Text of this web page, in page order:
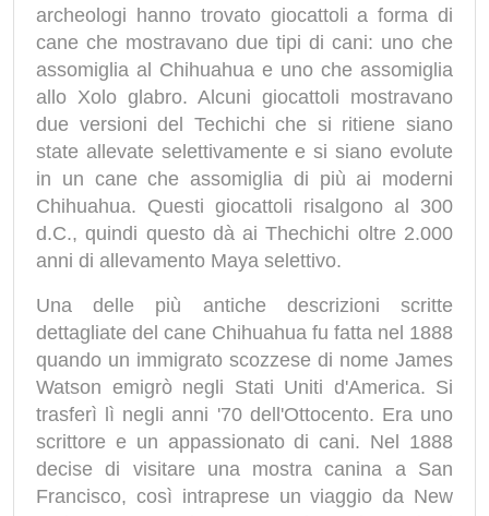
archeologi hanno trovato giocattoli a forma di
cane che mostravano due tipi di cani: uno che
assomiglia al Chihuahua e uno che assomiglia
allo Xolo glabro. Alcuni giocattoli mostravano
due versioni del Techichi che si ritiene siano
state allevate selettivamente e si siano evolute
in un cane che assomiglia di più ai moderni
Chihuahua. Questi giocattoli risalgono al 300
d.C., quindi questo dà ai Thechichi oltre 2.000
anni di allevamento Maya selettivo.
Una delle più antiche descrizioni scritte
dettagliate del cane Chihuahua fu fatta nel 1888
quando un immigrato scozzese di nome James
Watson emigrò negli Stati Uniti d'America. Si
trasferì lì negli anni '70 dell'Ottocento. Era uno
scrittore e un appassionato di cani. Nel 1888
decise di visitare una mostra canina a San
Francisco, così intraprese un viaggio da New